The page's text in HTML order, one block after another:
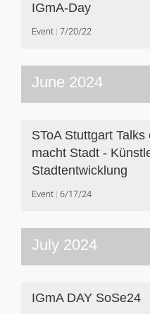
IGmA-Day
Event 7/20/22
June 2024
SToA Stuttgart
macht Stadt -
Stadtentwicklung
Event 6/17/24
July 2024
IGmA DAY SoSe24